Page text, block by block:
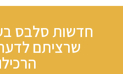
חדשות סלבס
שרציתם